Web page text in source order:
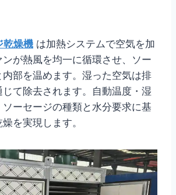
乾燥機 は加熱システムで空気を加
が熱風を均一に循環させ、ソー
部を温めます。湿った空気は排
て除去されます。自動温度・湿
ソーセージの種類と水分要求に基
を実現します。